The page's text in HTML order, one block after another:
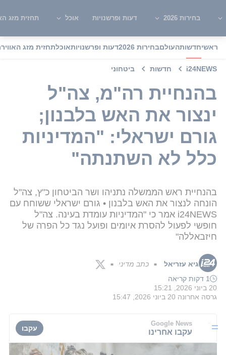
בחירות 2026 דעות ופרשנויות אוכל תחזית מזג
ראשיחדשותהעולםבחירות 2026 דעות ופרשנויותאוכלתחזית מזג האוויר
i24NEWS חדשות ביטחוני
בהנחיית רה"מ, צה"ל
ינצור את האש בלבנון;
גורם ישראלי: "המדיניות
כלל לא השתנתה"
בהנחיית ראש הממשלה נתניהו ושר הביטחון כ"ץ, צה"ל
הונחה לנצור את האש בלבנון • גורם ישראלי ששוחח עם
i24NEWS אמר כי "המדיניות עומדת בעינה. צה"ל
חופשי לפעול להסרת איומים ופועל נגד כל הפרה של
חיזבאללה"
גיא עזריאל ■ כתב מדיני ■
1 דקות קריאה
20 ביוני 2026, 15:21
גרסה אחרונה 20 ביוני 2026, 15:47
Google News
עקבו אחרינו עקבו